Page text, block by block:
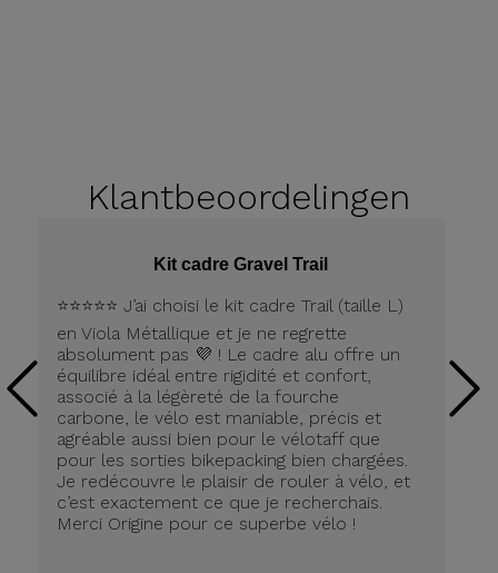
Klantbeoordelingen
Kit cadre Gravel Trail
⭐️⭐️⭐️⭐️⭐️ J’ai choisi le kit cadre Trail (taille L)
en Viola Métallique et je ne regrette
absolument pas 💜 ! Le cadre alu offre un
équilibre idéal entre rigidité et confort,
associé à la légèreté de la fourche
carbone, le vélo est maniable, précis et
agréable aussi bien pour le vélotaff que
pour les sorties bikepacking bien chargées.
Je redécouvre le plaisir de rouler à vélo, et
c’est exactement ce que je recherchais.
Merci Origine pour ce superbe vélo !